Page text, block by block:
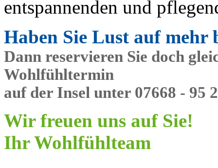
entspannenden und
Haben Sie Lust auf mehr
Dann reservieren Sie doch
Wohlfühltermin
auf der Insel unter 07668 - 95
Wir freuen uns auf Sie!
Ihr Wohlfühlteam